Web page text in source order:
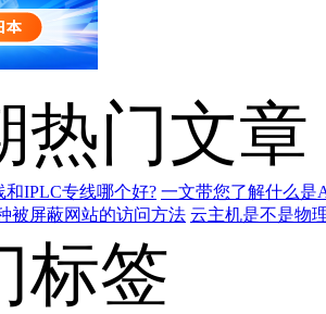
热门文章
和IPLC专线哪个好? 一文带您了解什么是
被屏蔽网站的访问方法 云主机是不是物
标签